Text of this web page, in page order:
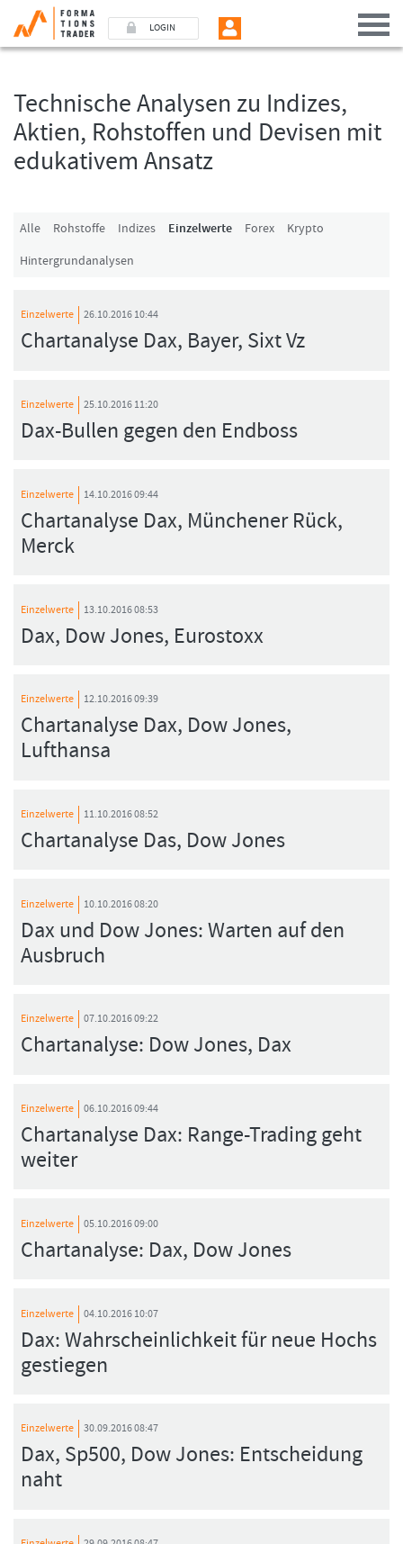
LOGIN
Technische Analysen zu Indizes,
Aktien, Rohstoffen und Devisen mit
edukativem Ansatz
Alle Rohstoffe Indizes Einzelwerte Forex
Krypto
Hintergrundanalysen
Einzelwerte 26.10.2016 10:44
Chartanalyse Dax, Bayer, Sixt Vz
Einzelwerte 25.10.2016 11:20
Dax-Bullen gegen den Endboss
Einzelwerte 14.10.2016 09:44
Chartanalyse Dax, Münchener Rück,
Merck
Einzelwerte 13.10.2016 08:53
Dax, Dow Jones, Eurostoxx
Einzelwerte 12.10.2016 09:39
Chartanalyse Dax, Dow Jones,
Lufthansa
Einzelwerte 11.10.2016 08:52
Chartanalyse Das, Dow Jones
Einzelwerte 10.10.2016 08:20
Dax und Dow Jones: Warten auf den
Ausbruch
Einzelwerte 07.10.2016 09:22
Chartanalyse: Dow Jones, Dax
Einzelwerte 06.10.2016 09:44
Chartanalyse Dax: Range-Trading geht
weiter
Einzelwerte 05.10.2016 09:00
Chartanalyse: Dax, Dow Jones
Einzelwerte 04.10.2016 10:07
Dax: Wahrscheinlichkeit für neue Hochs
gestiegen
Einzelwerte 30.09.2016 08:47
Dax, Sp500, Dow Jones: Entscheidung
naht
Benutzer (E-Mail-Adresse in Kleinschrift)
Passwort
Ich bin neu, und jetzt?
Das Formationstrader Programm bietet unterschiedliche User-Pakete. Bitte